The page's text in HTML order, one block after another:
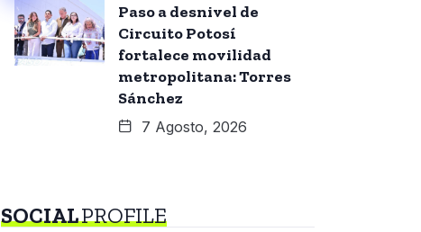
Paso a desnivel de
Circuito Potosí
fortalece movilidad
metropolitana: Torres
Sánchez
7 Agosto, 2026
SOCIALPROFILE